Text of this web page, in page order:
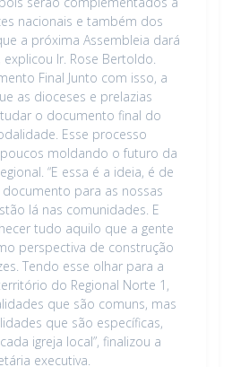
nacionais e também dos
a próxima Assembleia dará
Ir. Rose Bertoldo.
Final Junto com isso, a
as dioceses e prelazias
o documento final do
Esse processo
moldando o futuro da
“E essa é a ideia, é de
para as nossas
lá nas comunidades. E
tudo aquilo que a gente
perspectiva de construção
Tendo esse olhar para a
do Regional Norte 1,
que são comuns, mas
que são específicas,
igreja local”, finalizou a
executiva.